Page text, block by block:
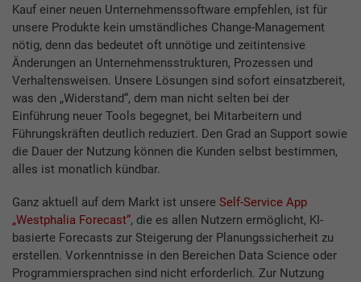
Kauf einer neuen Unternehmenssoftware empfehlen, ist für
unsere Produkte kein umständliches Change-Management
nötig, denn das bedeutet oft unnötige und zeitintensive
Änderungen an Unternehmensstrukturen, Prozessen und
Verhaltensweisen. Unsere Lösungen sind sofort einsatzbereit,
was den „Widerstand“, dem man nicht selten bei der
Einführung neuer Tools begegnet, bei Mitarbeitern und
Führungskräften deutlich reduziert. Den Grad an Support sowie
die Dauer der Nutzung können die Kunden selbst bestimmen,
alles ist monatlich kündbar.
Ganz aktuell auf dem Markt ist unsere Self-Service App
„Westphalia Forecast“, die es allen Nutzern ermöglicht, KI-
basierte Forecasts zur Steigerung der Planungssicherheit zu
erstellen. Vorkenntnisse in den Bereichen Data Science oder
Programmiersprachen sind nicht erforderlich. Zur Nutzung